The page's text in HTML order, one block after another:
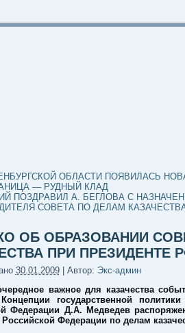
ОБЛАСТИ ПОЯВИЛАСЬ
— РУДНЫЙ КЛАД
ПОЗДРАВИЛ А. БЕГЛОВА С
СОВЕТА ПО ДЕЛАМ
ОБ ОБРАЗОВАНИИ
ПРИ ПРЕЗИДЕНТЕ
30.01.2009| Автор: Экс-админ
важное для казачества
государственной политики
Федерации Д.А. Медведев
Федерации по делам